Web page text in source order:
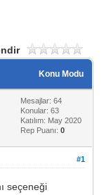
Konu Modu
Mesajlar: 64
Konular: 63
Katılım: May 2020
Rep Puanı: 0
#1
seçeneği